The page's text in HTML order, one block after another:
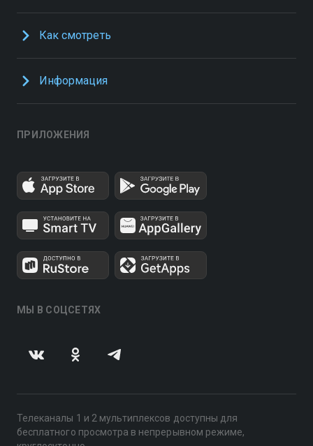
Как смотреть
Информация
ПРИЛОЖЕНИЯ
МЫ В СОЦСЕТЯХ
Телеканалы 1 и 2 мультиплексов доступны для
бесплатного просмотра в непрерывном режиме,